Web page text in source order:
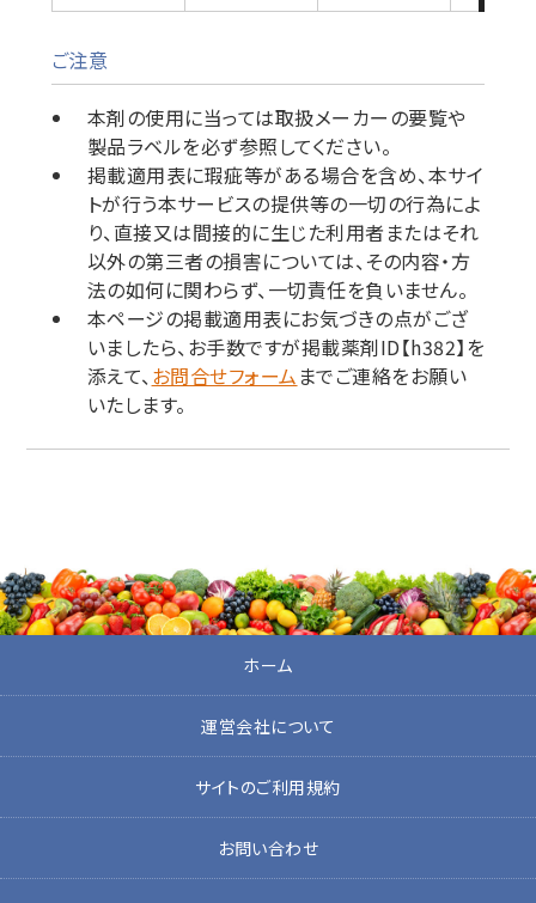
ご注意
本剤の使用に当っては取扱メーカーの要覧や
製品ラベルを必ず参照してください。
掲載適用表に瑕疵等がある場合を含め、本サイ
トが行う本サービスの提供等の一切の行為によ
り、直接又は間接的に生じた利用者またはそれ
以外の第三者の損害については、その内容・方
法の如何に関わらず、一切責任を負いません。
本ページの掲載適用表にお気づきの点がござ
いましたら、お手数ですが掲載薬剤ID【h382】を
添えて、お問合せフォーム までご連絡をお願い
いたします。
ホーム
運営会社について
サイトのご利用規約
お問い合わせ